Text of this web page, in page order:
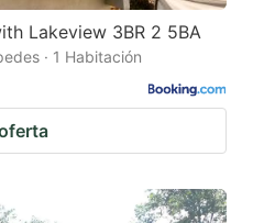
Lakeview 3BR 2 5BA
· 1 Habitación